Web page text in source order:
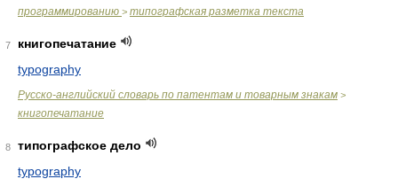
программированию > типографская разметка текста
7
книгопечатание
typography
Русско-английский словарь по патентам и товарным знакам >
книгопечатание
8
типографское дело
typography